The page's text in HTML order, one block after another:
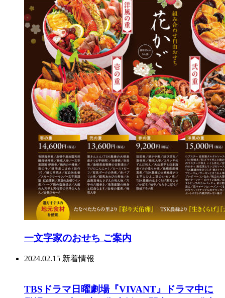
一文字家のおせち ご案内
2024.02.15 新着情報
TBSドラマ日曜劇場『VIVANT』ドラマ中に